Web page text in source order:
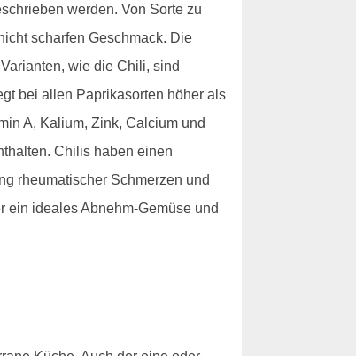
werden. Von Sorte zu
scharfen Geschmack. Die
wie die Chili, sind
bei allen Paprikasorten höher als
A, Kalium, Zink, Calcium und
Chilis haben einen
rheumatischer Schmerzen und
ein ideales Abnehm-Gemüse und